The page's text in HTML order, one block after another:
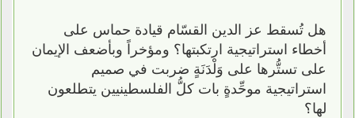
هل تُسقط عز الدين القسّام قيادة حماس على
أخطاء استراتيجية ارتكبتها؟ ومؤخراً وبأضعف الإيمان
على تستُّرها على وَلْدَنَةٍ ضربت في صميم
استراتيجية موحِّدةٍ بات كلُّ الفلسطينيين يتطلعون
لها؟